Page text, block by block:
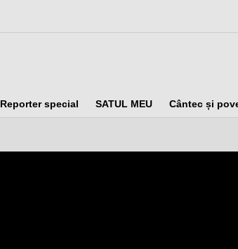
Reporter special SATUL MEU Cântec și